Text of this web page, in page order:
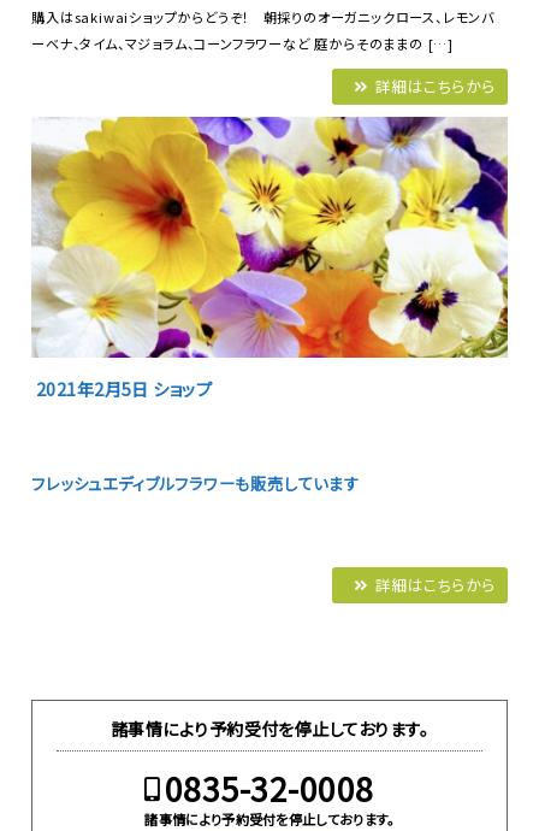
購入はsakiwaiショップからどうぞ！ 朝採りのオーガニックロース、レモンバ
ーベナ、タイム、マジョラム、コーンフラワーなど 庭からそのままの […]
詳細はこちらから
2021年2月5日 ショップ
フレッシュエディブルフラワーも販売しています
詳細はこちらから
諸事情により予約受付を停止しております。
0835-32-0008
諸事情により予約受付を停止しております。